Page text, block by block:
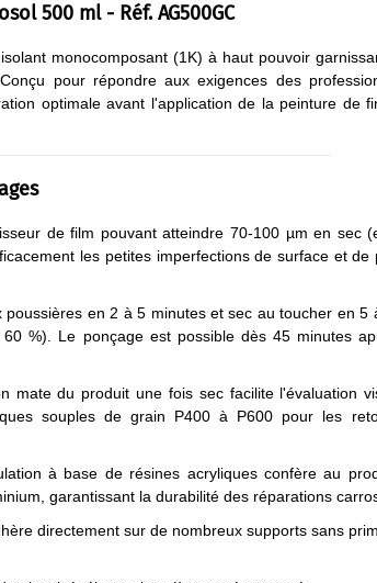
500 ml - Réf. AG500GC
monocomposant (1K) à haut pouvoir
pour répondre aux exigences des
optimale avant l'application de la peinture de
de film pouvant atteindre 70-100 µm en sec
les petites imperfections de surface et
poussières en 2 à 5 minutes et sec au toucher en 5
%). Le ponçage est possible dès 45 minutes
mate du produit une fois sec facilite l'évaluation
souples de grain P400 à P600 pour les
à base de résines acryliques confère au
garantissant la durabilité des réparations
directement sur de nombreux supports sans